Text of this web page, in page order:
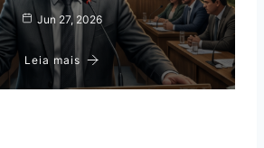
Jun 27, 2026
Leia mais